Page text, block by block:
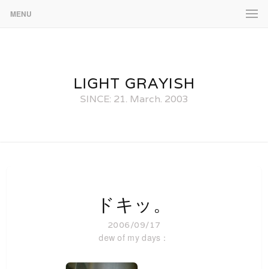
MENU
LIGHT GRAYISH
SINCE: 21. March. 2003
ドキッ。
2006/09/17
dew of my days：